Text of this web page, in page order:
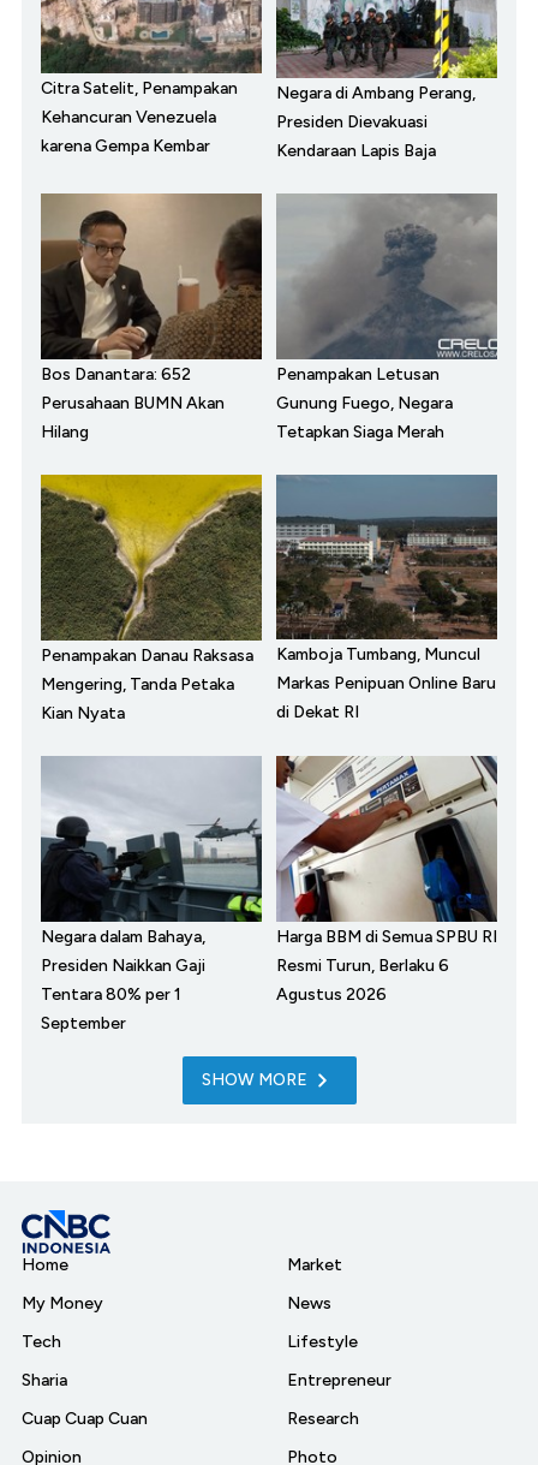
Citra Satelit, Penampakan
Kehancuran Venezuela
karena Gempa Kembar
Negara di Ambang Perang,
Presiden Dievakuasi
Kendaraan Lapis Baja
Bos Danantara: 652
Perusahaan BUMN Akan
Hilang
Penampakan Letusan
Gunung Fuego, Negara
Tetapkan Siaga Merah
Penampakan Danau Raksasa
Mengering, Tanda Petaka
Kian Nyata
Kamboja Tumbang, Muncul
Markas Penipuan Online Baru
di Dekat RI
Negara dalam Bahaya,
Presiden Naikkan Gaji
Tentara 80% per 1
September
Harga BBM di Semua SPBU RI
Resmi Turun, Berlaku 6
Agustus 2026
SHOW MORE
Home
My Money
Tech
Sharia
Cuap Cuap Cuan
Opinion
Market
News
Lifestyle
Entrepreneur
Research
Photo